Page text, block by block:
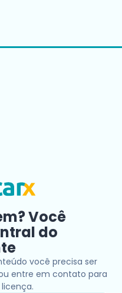
Você
do
você precisa ser
entre em contato para